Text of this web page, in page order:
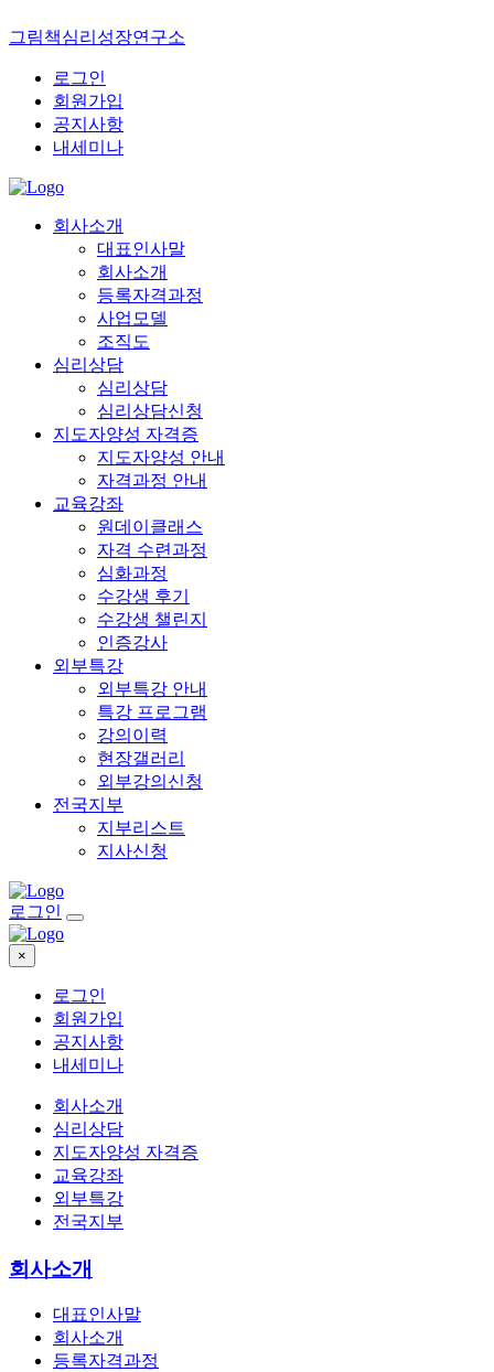
그림책심리성장연구소
로그인
회원가입
공지사항
내세미나
회사소개
대표인사말
회사소개
등록자격과정
사업모델
조직도
심리상담
심리상담
심리상담신청
지도자양성 자격증
지도자양성 안내
자격과정 안내
교육강좌
원데이클래스
자격 수련과정
심화과정
수강생 후기
수강생 챌린지
인증강사
외부특강
외부특강 안내
특강 프로그램
강의이력
현장갤러리
외부강의신청
전국지부
지부리스트
지사신청
로그인
×
로그인
회원가입
공지사항
내세미나
회사소개
심리상담
지도자양성 자격증
교육강좌
외부특강
전국지부
회사소개
대표인사말
회사소개
등록자격과정